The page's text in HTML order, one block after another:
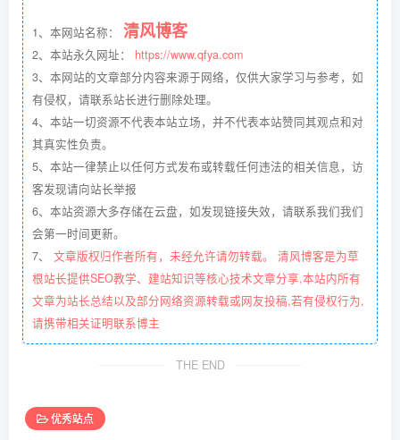
1、本网站名称： 清风博客
2、本站永久网址： https://www.qfya.com
3、本网站的文章部分内容来源于网络，仅供大家学习与参考，如
有侵权，请联系站长进行删除处理。
4、本站一切资源不代表本站立场，并不代表本站赞同其观点和对
其真实性负责。
5、本站一律禁止以任何方式发布或转载任何违法的相关信息，访
客发现请向站长举报
6、本站资源大多存储在云盘，如发现链接失效，请联系我们我们
会第一时间更新。
7、 文章版权归作者所有，未经允许请勿转载。 清风博客是为草
根站长提供SEO教学、建站知识等核心技术文章分享,本站内所有
文章为站长总结以及部分网络资源转载或网友投稿,若有侵权行为,
请携带相关证明联系博主
THE END
优秀站点